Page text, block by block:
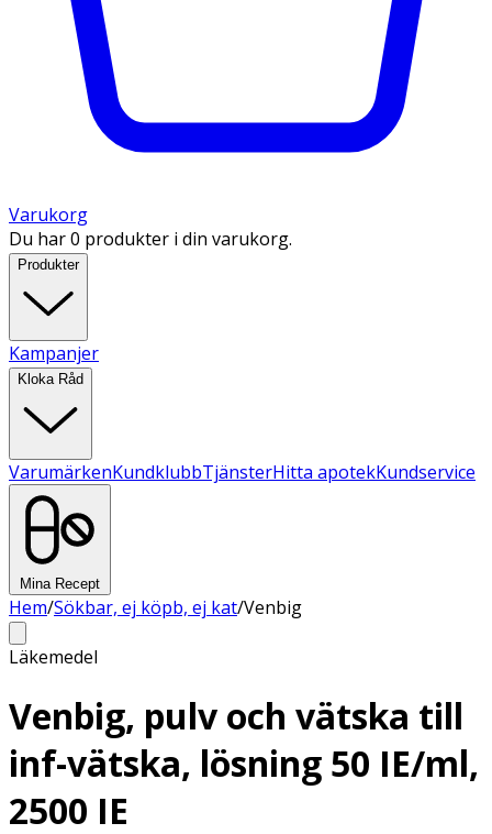
Varukorg
Du har 0 produkter i din varukorg.
Produkter
Kampanjer
Kloka Råd
VarumärkenKundklubbTjänsterHitta apotekKundservice
Mina Recept
Hem/Sökbar, ej köpb, ej kat/Venbig
Läkemedel
Venbig, pulv och vätska till
inf-vätska, lösning 50 IE/ml,
2500 IE